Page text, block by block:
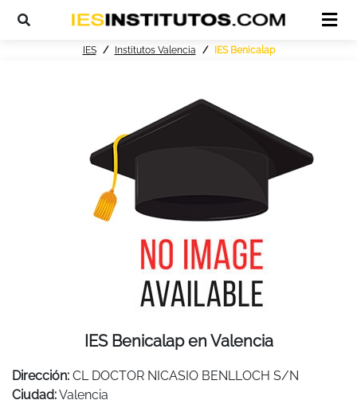
IES Institutos Valencia IES Benicalap
IES Benicalap en Valencia
Dirección: CL DOCTOR NICASIO BENLLOCH S/N
Ciudad:Valencia